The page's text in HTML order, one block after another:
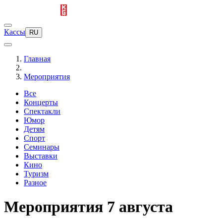
Кассы RU
Главная
Мероприятия
Все
Концерты
Спектакли
Юмор
Детям
Спорт
Семинары
Выставки
Кино
Туризм
Разное
Мероприятия 7 августа